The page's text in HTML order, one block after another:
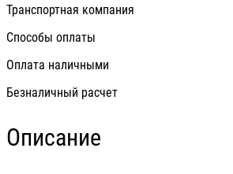
Транспортная компания
Способы оплаты
Оплата наличными
Безналичный расчет
Описание